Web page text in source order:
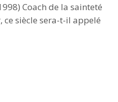
Coach de la sainteté
ce siècle sera-t-il appelé